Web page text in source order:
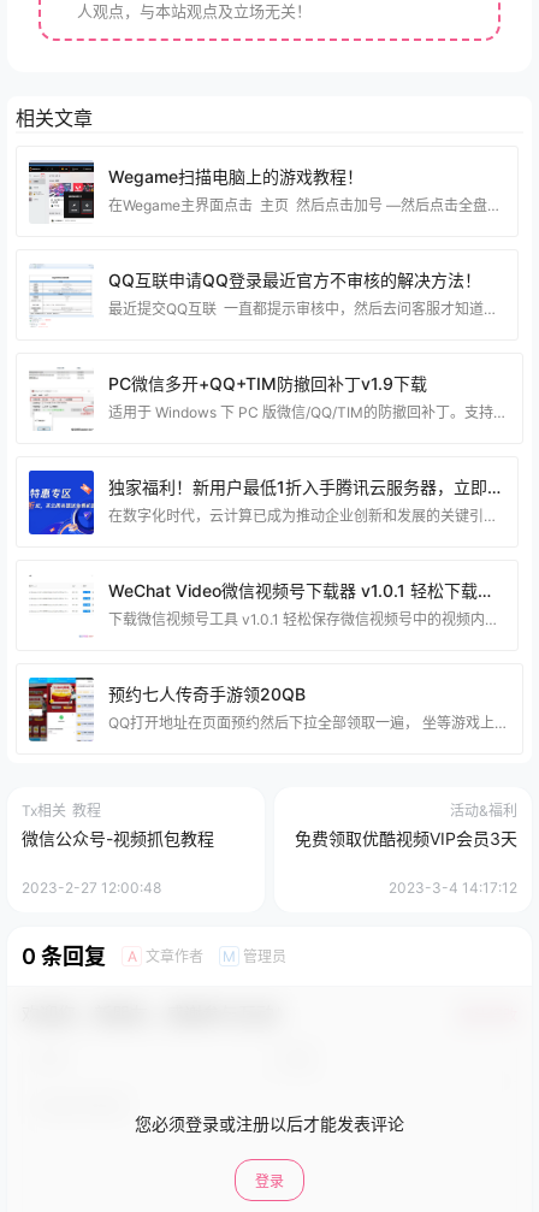
人观点，与本站观点及立场无关！
相关文章
Wegame扫描电脑上的游戏教程！
在Wegame主界面点击 主页 然后点击加号 —然后点击全盘扫描，等待扫描完成就可以了！ 这一步就选择你电脑的磁盘，如果你知道你电脑在那个分区就直接选对应的分区 这样扫描就更快了！
QQ互联申请QQ登录最近官方不审核的解决方法！
最近提交QQ互联 一直都提示审核中，然后去问客服才知道平台出问题了 需要用邮件申请，下面给教大家怎么通过邮件去申请。 编写邮件标题：QQ互联网站应用申请 发送到：connect@qq.com 填写申请表：（下载申请QQ互联表格）https://dianjiwang.lanzoul.com/iMi9k29nn6la 大家可以按照我的方式填写： 需要添加附件有：网站图标，手持身份证，还有网站icp备案的截图 和 填写的表格。最后就可以审核通过了！ 博猪最近前两天申请了两个网站的QQ互联登录，大家可以看看 https:
PC微信多开+QQ+TIM防撤回补丁v1.9下载
适用于 Windows 下 PC 版微信/QQ/TIM的防撤回补丁。支持最新版微信/QQ/TIM，其中微信能够选择安装多开功能。 一款适用于 Windows下PC版微信/QQ/TIM的防撤回补丁，实际效果 是对方撤回消息后，你的聊天界面不会有任何变化，你仍旧能看到对方撤回的消息。 使用方法 首先，你的系统需要满足以下条件： Windows 7 或更高版本，不支持XP。 .NET Framework 4.5.2 或更高版本。低于此版本在打开程序时可能无反应，或者直接报错。 使用本程序前，先关闭微信/QQ/TIM。 以
独家福利！新用户最低1折入手腾讯云服务器，立即体验高性能云计算服务！
在数字化时代，云计算已成为推动企业创新和发展的关键引擎。作为业内领先的云服务提供商，腾讯云一直致力于为用户提供卓越的云计算体验。为了更好地支持新用户，腾讯云推出了独家福利活动——新用户最低1折入手腾讯云服务器，为您带来更便宜、更强大的云计算服务！ 活动详情 从现在起，只需点击以下链接即可参与活动：腾讯云服务器特惠链接。通过这个独家链接，您将获得新用户专属折扣，享受腾讯云服务器的高性能和可靠性。 为什么选择腾讯云服务器？ 高性能： 腾讯云服务器采用先进的硬件架构，提供卓越的计算性能，确保您的应用在高负载时也能运行流畅
WeChat Video微信视频号下载器 v1.0.1 轻松下载保存视频
下载微信视频号工具 v1.0.1 轻松保存微信视频号中的视频内容 微信视频号下载器是一款专为微信视频号打造的下载工具，可以帮助用户方便地下载和保存微信视频号中的视频内容。 微信视频号作为微信内置的短视频平台，许多用户在其中欣赏各种有趣的短视频。有了这款下载工具，当你看到喜欢的视频时，只需要使用它进行地址分析，即可将视频下载到本地保存。 本软件具有以下特点： 支持实时捕获微信视频号的视频地址。 在捕获后，可以预览和下载视频。当软件自动捕获到视频地址后，你可以点击预览按钮来确认是否正确捕获到了视频。 使用该工具首次打开
预约七人传奇手游领20QB
QQ打开地址在页面预约然后下拉全部领取一遍， 坐等游戏上线的时候就可以兑换了。 地址：https://y-03.cn/1A3Jd0
Tx相关 教程
微信公众号-视频抓包教程
2023-2-27 12:00:48
活动&福利
免费领取优酷视频VIP会员3天
2023-3-4 14:17:12
0 条回复 A 文章作者 M 管理员
您必须登录或注册以后才能发表评论
登录